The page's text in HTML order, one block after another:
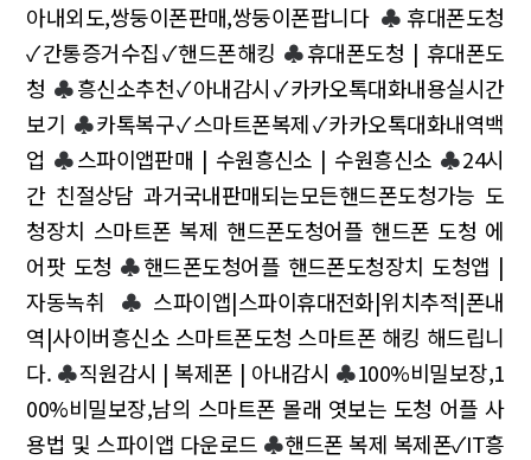
아내외도,쌍둥이폰판매,쌍둥이폰팝니다♣ 휴대폰도청
✓간통증거수집✓핸드폰해킹 ♣휴대폰도청 | 휴대폰도
청 ♣흥신소추천✓아내감시✓카카오톡대화내용실시간
보기 ♣카톡복구✓스마트폰복제✓카카오톡대화내역백
업 ♣스파이앱판매 | 수원흥신소 | 수원흥신소 ♣24시
간 친절상담 과거국내판매되는모든핸드폰도청가능 도
청장치 스마트폰 복제 핸드폰도청어플 핸드폰 도청 에
어팟 도청 ♣핸드폰도청어플 핸드폰도청장치 도청앱 |
자동녹취 ♣ 스파이앱|스파이휴대전화|위치추적|폰내
역|사이버흥신소 스마트폰도청 스마트폰 해킹 해드립니
다. ♣직원감시 | 복제폰 | 아내감시 ♣100%비밀보장,1
00%비밀보장,남의 스마트폰 몰래 엿보는 도청 어플 사
용법 및 스파이앱 다운로드 ♣핸드폰 복제 복제폰✓IT흥